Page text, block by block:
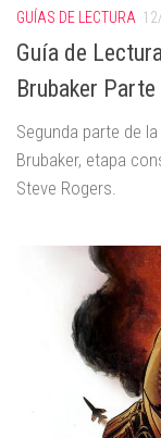
GUÍAS DE LECTURA
Guía de
Brubaker
Segunda parte de
Brubaker, etapa
Steve Rogers.